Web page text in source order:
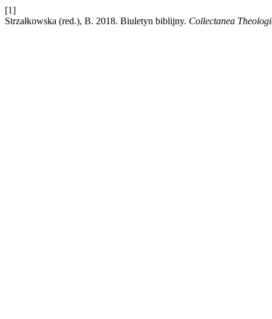
[1]
Strzałkowska (red.), B. 2018. Biuletyn biblijny. Collectanea